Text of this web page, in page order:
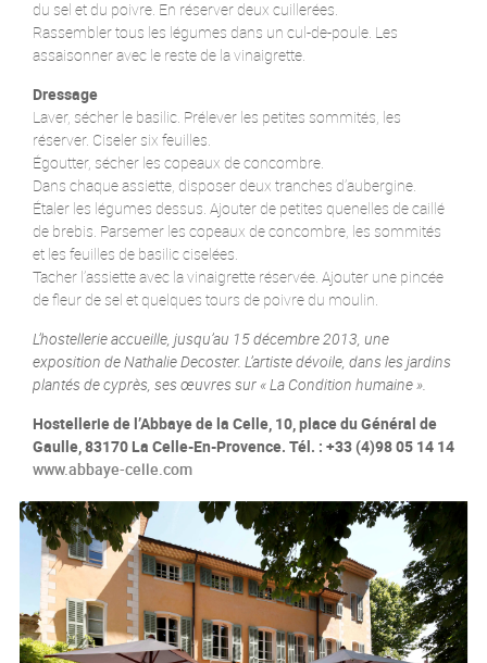
du sel et du poivre. En réserver deux cuillerées.
Rassembler tous les légumes dans un cul-de-poule. Les
assaisonner avec le reste de la vinaigrette.
Dressage
Laver, sécher le basilic. Prélever les petites sommités, les
réserver. Ciseler six feuilles.
Égoutter, sécher les copeaux de concombre.
Dans chaque assiette, disposer deux tranches d’aubergine.
Étaler les légumes dessus. Ajouter de petites quenelles de caillé
de brebis. Parsemer les copeaux de concombre, les sommités
et les feuilles de basilic ciselées.
Tacher l’assiette avec la vinaigrette réservée. Ajouter une pincée
de fleur de sel et quelques tours de poivre du moulin.
L’hostellerie accueille, jusqu’au 15 décembre 2013, une
exposition de Nathalie Decoster. L’artiste dévoile, dans les jardins
plantés de cyprès, ses œuvres sur « La Condition humaine ».
Hostellerie de l’Abbaye de la Celle, 10, place du Général de
Gaulle, 83170 La Celle-En-Provence. Tél. : +33 (4)98 05 14 14
www.abbaye-celle.com